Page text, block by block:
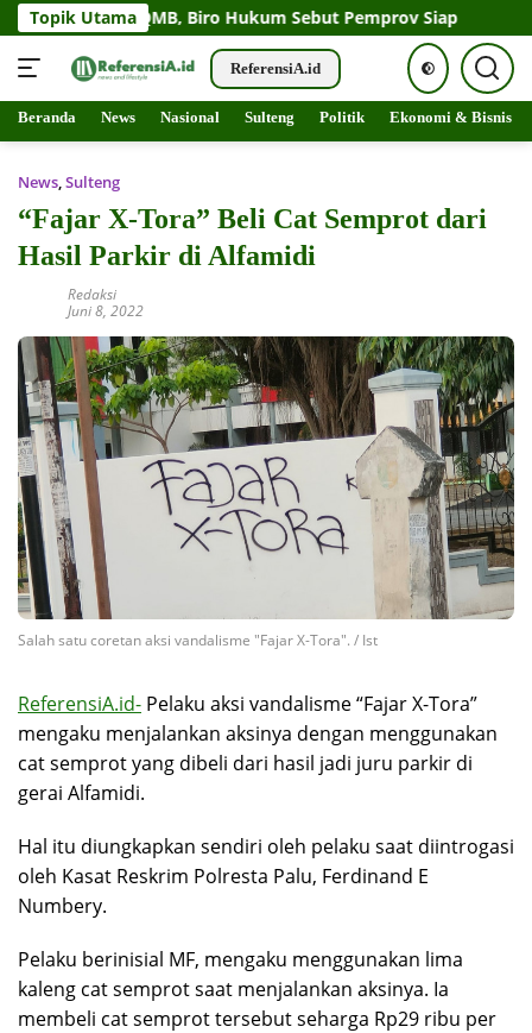
Langsung
Topik Utama
QMB, Biro Hukum Sebut Pemprov Siap Perahu
ReferensiA.id
Beranda News Nasional Sulteng Politik Ekonomi & Bisnis
News,Sulteng
“Fajar X-Tora” Beli Cat Semprot dari
Hasil Parkir di Alfamidi
Redaksi
Juni 8, 2022
Salah satu coretan aksi vandalisme "Fajar X-Tora". / Ist
ReferensiA.id- Pelaku aksi vandalisme “Fajar X-Tora”
mengaku menjalankan aksinya dengan menggunakan
cat semprot yang dibeli dari hasil jadi juru parkir di
gerai Alfamidi.
Hal itu diungkapkan sendiri oleh pelaku saat diintrogasi
oleh Kasat Reskrim Polresta Palu, Ferdinand E
Numbery.
Pelaku berinisial MF, mengaku menggunakan lima
kaleng cat semprot saat menjalankan aksinya. Ia
membeli cat semprot tersebut seharga Rp29 ribu per